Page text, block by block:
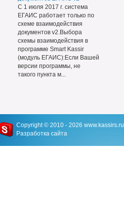
С 1 июля 2017 г. система
ЕГАИС работает только по
схеме взаимодействия
документов v2.Выбора
схемы взаимодействия в
программе Smart Kassir
(модуль ЕГАИС):Если Вашей
версии программы, не
такого пункта м...
Copyright © 2010 - 2026 www.kassirs.ru
Разработка сайта